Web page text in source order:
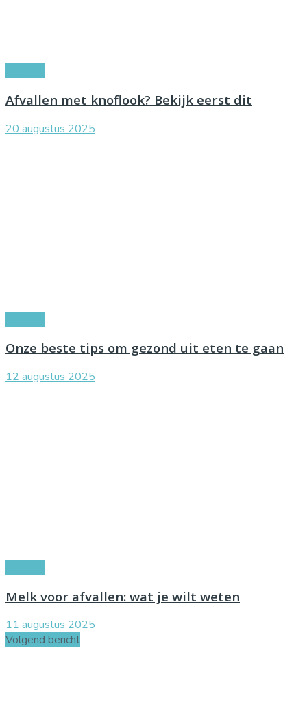
Afvallen met knoflook? Bekijk eerst dit
20 augustus 2025
Onze beste tips om gezond uit eten te gaan
12 augustus 2025
Melk voor afvallen: wat je wilt weten
11 augustus 2025
Volgend bericht